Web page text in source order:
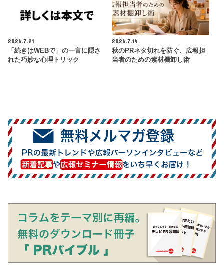
2026.7.21
「続きはWEBで」の一言に隠さ
れた巧妙な心理トリック
2026.7.14
秋のPRネタ切れを防ぐ、広報担
当者のための素材棚卸し術